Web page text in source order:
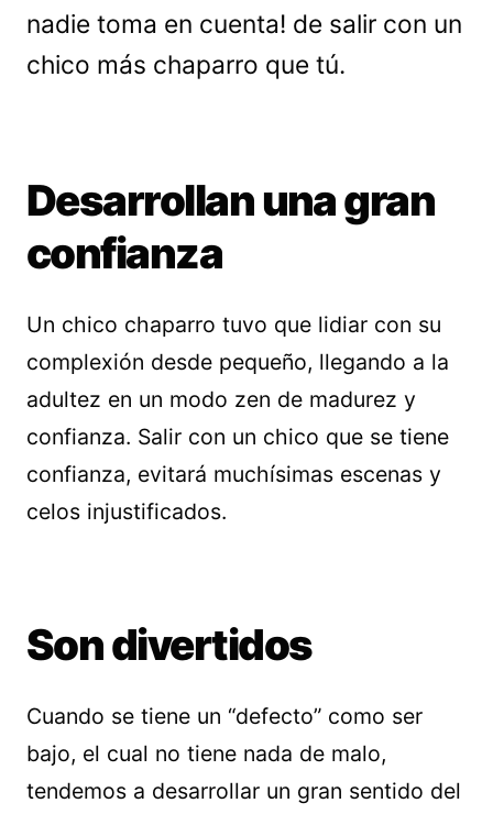
nadie toma en cuenta! de salir con un
chico más chaparro que tú.
Desarrollan una gran
confianza
Un chico chaparro tuvo que lidiar con su
complexión desde pequeño, llegando a la
adultez en un modo zen de madurez y
confianza. Salir con un chico que se tiene
confianza, evitará muchísimas escenas y
celos injustificados.
Son divertidos
Cuando se tiene un “defecto” como ser
bajo, el cual no tiene nada de malo,
tendemos a desarrollar un gran sentido del